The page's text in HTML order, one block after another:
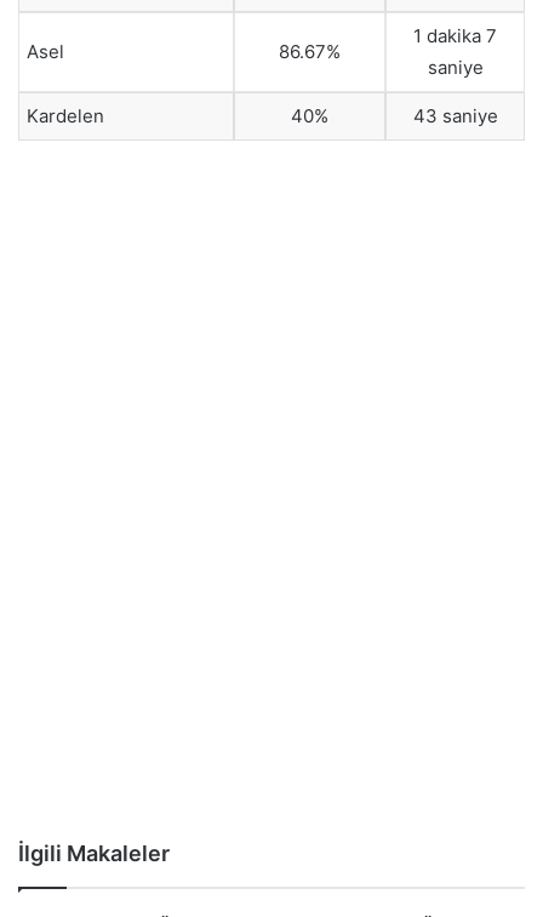
Asel 86.67%
1 dakika 7
saniye
Kardelen 40% 43 saniye
İlgili Makaleler